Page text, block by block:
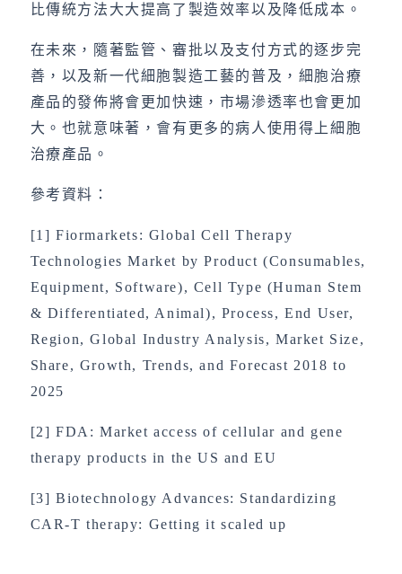
比傳統方法大大提高了製造效率以及降低成本。
在未來，隨著監管、審批以及支付方式的逐步完
善，以及新一代細胞製造工藝的普及，細胞治療
產品的發佈將會更加快速，市場滲透率也會更加
大。也就意味著，會有更多的病人使用得上細胞
治療產品。
參考資料：
[1] Fiormarkets: Global Cell Therapy
Technologies Market by Product (Consumables,
Equipment, Software), Cell Type (Human Stem
& Differentiated, Animal), Process, End User,
Region, Global Industry Analysis, Market Size,
Share, Growth, Trends, and Forecast 2018 to
2025
[2] FDA: Market access of cellular and gene
therapy products in the US and EU
[3] Biotechnology Advances: Standardizing
CAR-T therapy: Getting it scaled up